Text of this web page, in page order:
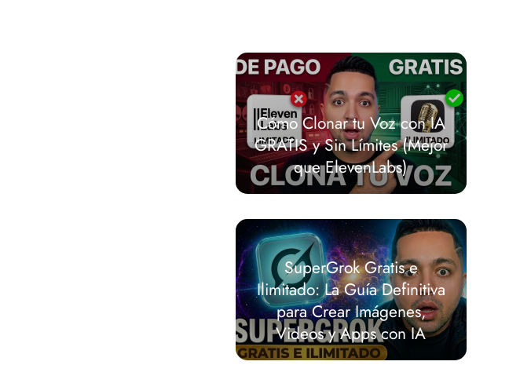
Cómo Clonar tu Voz con IA
GRATIS y Sin Límites (Mejor
que ElevenLabs)
SuperGrok Gratis e
Ilimitado: La Guía Definitiva
para Crear Imágenes,
Videos y Apps con IA